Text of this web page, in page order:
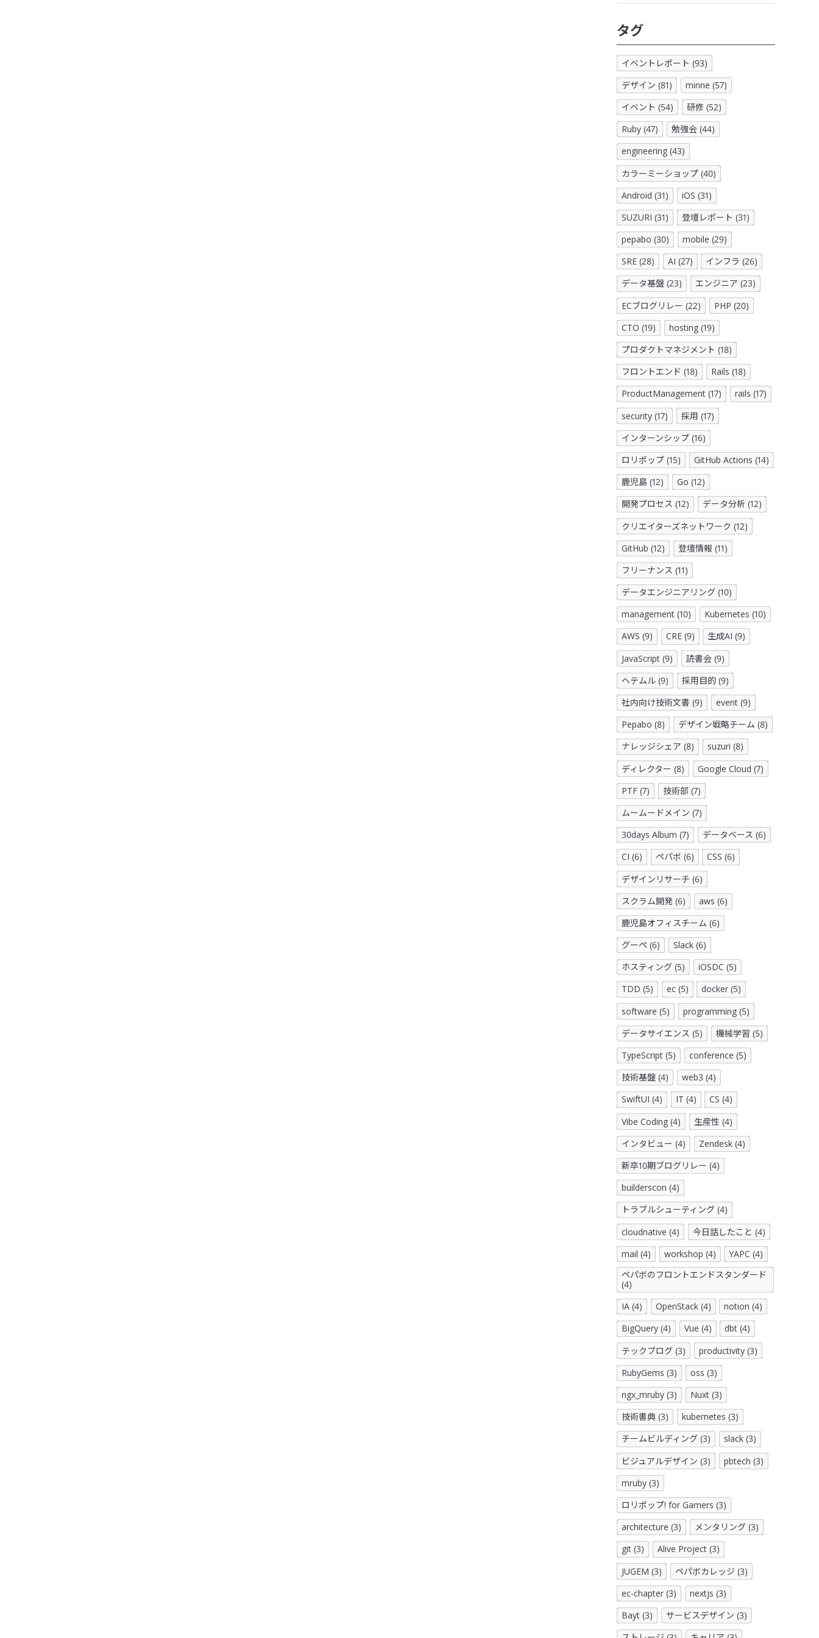
タグ
イベントレポート (93)
デザイン (81)
minne (57)
イベント (54)
研修 (52)
Ruby (47)
勉強会 (44)
engineering (43)
カラーミーショップ (40)
Android (31)
iOS (31)
SUZURI (31)
登壇レポート (31)
pepabo (30)
mobile (29)
SRE (28)
AI (27)
インフラ (26)
データ基盤 (23)
エンジニア (23)
ECブログリレー (22)
PHP (20)
CTO (19)
hosting (19)
プロダクトマネジメント (18)
フロントエンド (18)
Rails (18)
ProductManagement (17)
rails (17)
security (17)
採用 (17)
インターンシップ (16)
ロリポップ (15)
GitHub Actions (14)
鹿児島 (12)
Go (12)
開発プロセス (12)
データ分析 (12)
クリエイターズネットワーク (12)
GitHub (12)
登壇情報 (11)
フリーナンス (11)
データエンジニアリング (10)
management (10)
Kubernetes (10)
AWS (9)
CRE (9)
生成AI (9)
JavaScript (9)
読書会 (9)
ヘテムル (9)
採用目的 (9)
社内向け技術文書 (9)
event (9)
Pepabo (8)
デザイン戦略チーム (8)
ナレッジシェア (8)
suzuri (8)
ディレクター (8)
Google Cloud (7)
PTF (7)
技術部 (7)
ムームードメイン (7)
30days Album (7)
データベース (6)
CI (6)
ペパボ (6)
CSS (6)
デザインリサーチ (6)
スクラム開発 (6)
aws (6)
鹿児島オフィスチーム (6)
グーペ (6)
Slack (6)
ホスティング (5)
iOSDC (5)
TDD (5)
ec (5)
docker (5)
software (5)
programming (5)
データサイエンス (5)
機械学習 (5)
TypeScript (5)
conference (5)
技術基盤 (4)
web3 (4)
SwiftUI (4)
IT (4)
CS (4)
Vibe Coding (4)
生産性 (4)
インタビュー (4)
Zendesk (4)
新卒10期ブログリレー (4)
builderscon (4)
トラブルシューティング (4)
cloudnative (4)
今日話したこと (4)
mail (4)
workshop (4)
YAPC (4)
ペパボのフロントエンドスタンダード
(4)
IA (4)
OpenStack (4)
notion (4)
BigQuery (4)
Vue (4)
dbt (4)
テックブログ (3)
productivity (3)
RubyGems (3)
oss (3)
ngx_mruby (3)
Nuxt (3)
技術書典 (3)
kubernetes (3)
チームビルディング (3)
slack (3)
ビジュアルデザイン (3)
pbtech (3)
mruby (3)
ロリポップ! for Gamers (3)
architecture (3)
メンタリング (3)
git (3)
Alive Project (3)
JUGEM (3)
ペパボカレッジ (3)
ec-chapter (3)
nextjs (3)
Bayt (3)
サービスデザイン (3)